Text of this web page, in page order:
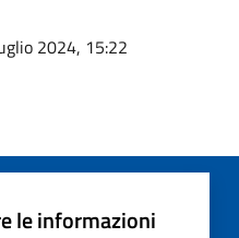
2024, 15:22
le informazioni